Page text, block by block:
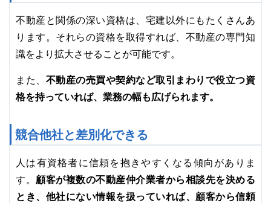
不動産と関係の深い資格は、宅建以外にもたくさんあ
ります。それらの資格を取得すれば、不動産の専門知
識をより拡大させることが可能です。
また、 不動産の売買や契約など取引まわりで役立つ資
格を持っていれば、業務の幅も広げられます。
競合他社と差別化できる
人は有資格者に信頼を抱きやすくなる傾向がありま
す。 顧客が複数の不動産仲介業者から相談先を決める
とき、他社にない情報を扱っていれば、顧客から信頼